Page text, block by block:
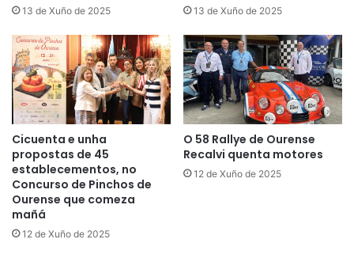
13 de Xuño de 2025 13 de Xuño de 2025
Cicuenta e unha
propostas de 45
establecementos, no
Concurso de Pinchos de
Ourense que comeza
mañá
12 de Xuño de 2025
O 58 Rallye de Ourense
Recalvi quenta motores
12 de Xuño de 2025